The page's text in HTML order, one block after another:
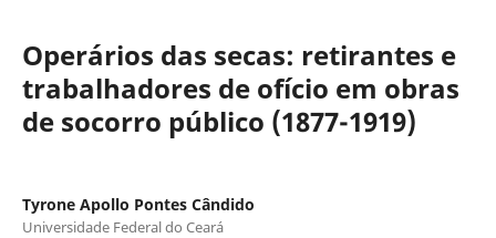
Operários das secas: retirantes e
trabalhadores de ofício em obras
de socorro público (1877-1919)
Tyrone Apollo Pontes Cândido
Universidade Federal do Ceará